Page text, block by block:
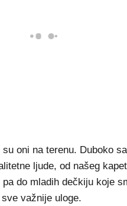
oni na terenu. Duboko
ljude, od našeg
do mladih dečkiju koje
važnije uloge.